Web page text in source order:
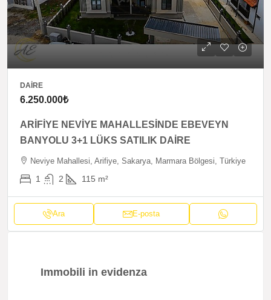
DAIRE
6.250.000₺
ARİFİYE NEVİYE MAHALLESİNDE EBEVEYN
BANYOLU 3+1 LÜKS SATILIK DAİRE
Neviye Mahallesi, Arifiye, Sakarya, Marmara Bölgesi, Türkiye
1 2 115 m²
Ara E-posta
Immobili in evidenza